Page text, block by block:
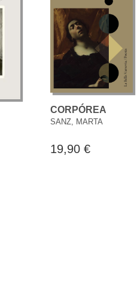
CORPÓREA
SANZ, MARTA
19,90 €